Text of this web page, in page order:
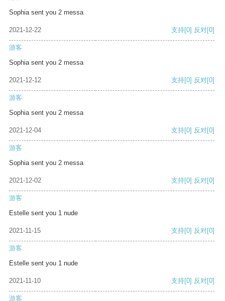
Sophia sent you 2 messa
2021-12-22 支持[0] 反对[0]
游客
Sophia sent you 2 messa
2021-12-12 支持[0] 反对[0]
游客
Sophia sent you 2 messa
2021-12-04 支持[0] 反对[0]
游客
Sophia sent you 2 messa
2021-12-02 支持[0] 反对[0]
游客
Estelle sent you 1 nude
2021-11-15 支持[0] 反对[0]
游客
Estelle sent you 1 nude
2021-11-10 支持[0] 反对[0]
游客